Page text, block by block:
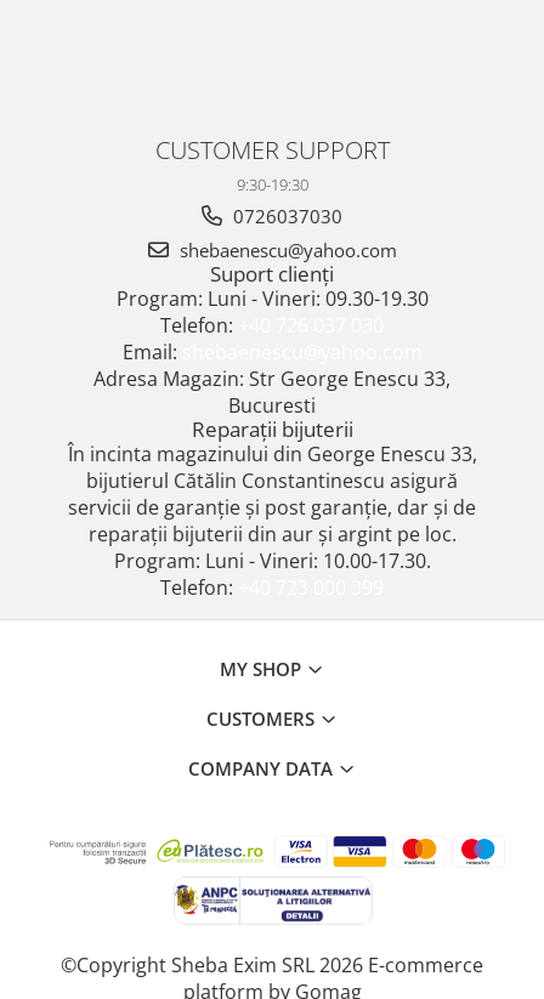
CUSTOMER SUPPORT
9:30-19:30
0726037030
shebaenescu@yahoo.com
Suport clienți
Program: Luni - Vineri: 09.30-19.30
Telefon:
Email:
Adresa Magazin: Str George Enescu 33,
Bucuresti
Reparații bijuterii
În incinta magazinului din George Enescu 33,
bijutierul Cătălin Constantinescu asigură
servicii de garanție și post garanție, dar și de
reparații bijuterii din aur și argint pe loc.
Program: Luni - Vineri: 10.00-17.30.
Telefon:
MY SHOP
CUSTOMERS
COMPANY DATA
©Copyright Sheba Exim SRL 2026 E-commerce
platform by Gomag